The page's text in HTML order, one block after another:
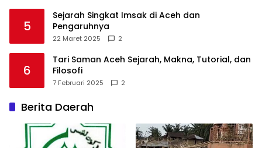
5
Sejarah Singkat Imsak di Aceh dan
Pengaruhnya
22 Maret 2025 2
6
Tari Saman Aceh Sejarah, Makna, Tutorial, dan
Filosofi
7 Februari 2025 2
Berita Daerah